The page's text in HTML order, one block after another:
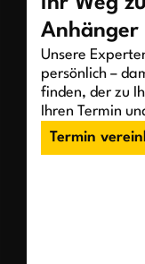
Anhänger
Unsere
persönlich –
finden, der zu
Ihren Termin
Termin